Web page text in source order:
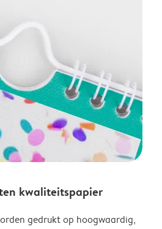
kwaliteitspapier
gedrukt op hoogwaardig,